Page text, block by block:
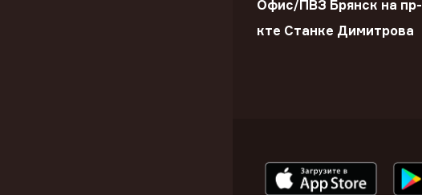
Офис/ПВЗ Брянск на пр-
кте Станке Димитрова